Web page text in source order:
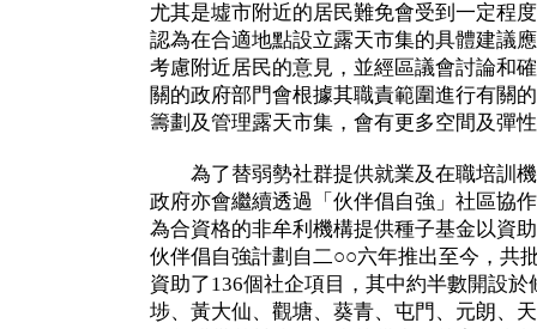
尤其是墟市附近的居民難免會受到一定程
認為在合適地點設立露天市集的具體建議
考慮附近居民的意見，並經區議會討論和
關的政府部門會根據其職責範圍進行有關
籌劃及管理露天市集，會有更多空間及彈
為了替弱勢社群提供就業及在職培訓機
政府亦會繼續透過「伙伴倡自強」社區協
為合資格的非牟利機構提供種子基金以資
伙伴倡自強計劃自二○○六年推出至今，共
資助了136個社企項目，其中約半數開設
埗、黃大仙、觀塘、葵青、屯門、元朗、